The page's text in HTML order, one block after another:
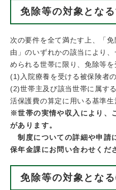
免除等の対象とな
次の要件を全て満たす上、「
由」のいずれかの該当により
められる世帯に限り、免除等を
(1)入院療養を受ける被保険者
(2)世帯主及び該当世帯に属す
活保護費の算定に用いる基準
※世帯の実情や収入により、
があります。
制度についての詳細や申請
保年金課にお問い合わせくだ
免除等の対象とな